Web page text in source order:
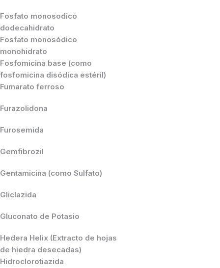
Fosfato monosodico
dodecahidrato
Fosfato monosódico
monohidrato
Fosfomicina base (como
fosfomicina disódica estéril)
Fumarato ferroso
Furazolidona
Furosemida
Gemfibrozil
Gentamicina (como Sulfato)
Gliclazida
Gluconato de Potasio
Hedera Helix (Extracto de hojas
de hiedra desecadas)
Hidroclorotiazida